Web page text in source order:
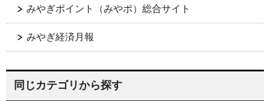
みやぎポイント（みやポ）総合サイト
みやぎ経済月報
同じカテゴリから探す